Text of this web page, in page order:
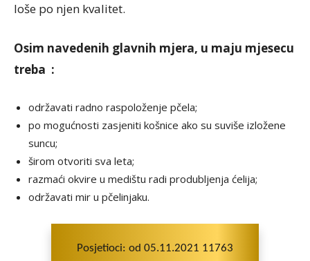
loše po njen kvalitet.
Osim navedenih glavnih mjera, u maju mjesecu
treba :
održavati radno raspoloženje pčela;
po mogućnosti zasjeniti košnice ako su suviše izložene
suncu;
širom otvoriti sva leta;
razmaći okvire u medištu radi produbljenja ćelija;
održavati mir u pčelinjaku.
Posjetioci: od 05.11.2021 11763